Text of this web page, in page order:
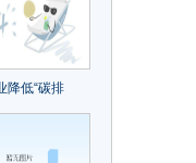
降低“碳排
吉可、帝人、
借鉴